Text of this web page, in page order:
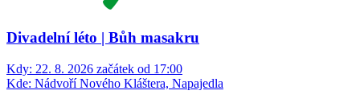
Divadelní léto | Bůh masakru
Kdy: 22. 8. 2026 začátek od 17:00
Kde: Nádvoří Nového Kláštera, Napajedla